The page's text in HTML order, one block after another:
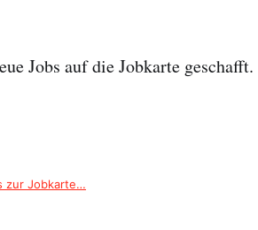
Jobs auf die Jobkarte geschafft.
zur Jobkarte…